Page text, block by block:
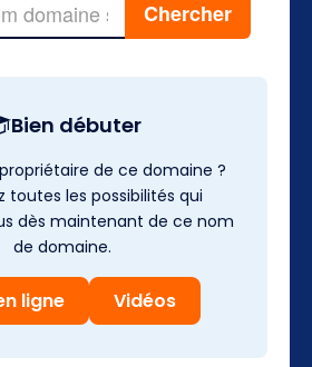
Bien débuter
de ce domaine ?
toutes les possibilités qui
dès maintenant de ce nom
de domaine.
ligne Vidéos